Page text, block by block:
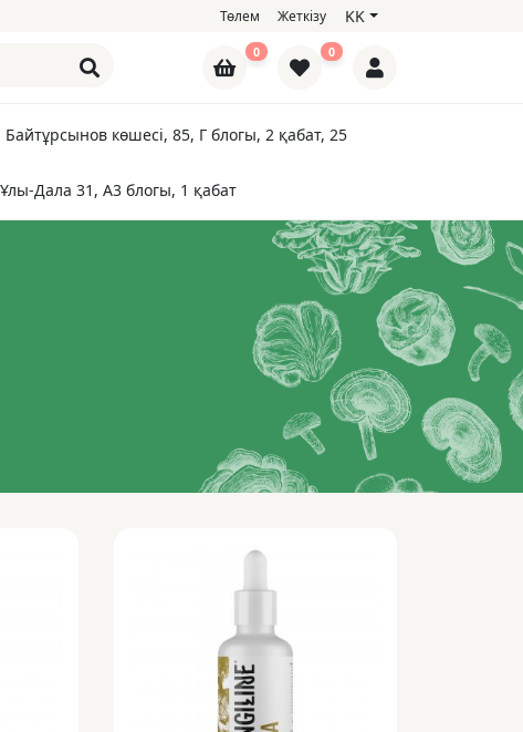
Төлем Жеткізу KK
0 0
көшесі, 85, Г блогы, 2 қабат, 25
Дала 31, А3 блогы, 1 қабат